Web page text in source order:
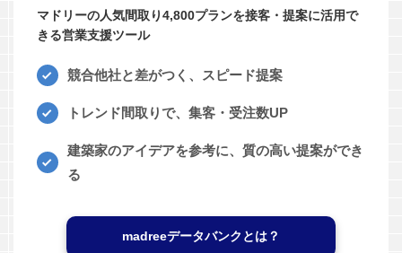
マドリーの人気間取り4,800プランを接客・提案に活用で
きる営業支援ツール
競合他社と差がつく、スピード提案
トレンド間取りで、集客・受注数UP
建築家のアイデアを参考に、質の高い提案ができ
る
madreeデータバンクとは？